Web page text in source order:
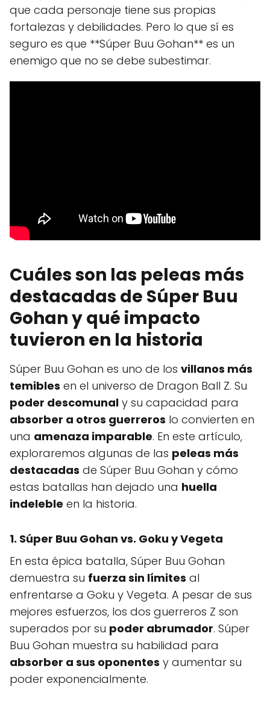
que cada personaje tiene sus propias
fortalezas y debilidades. Pero lo que sí es
seguro es que **Súper Buu Gohan** es un
enemigo que no se debe subestimar.
Cuáles son las peleas más
destacadas de Súper Buu
Gohan y qué impacto
tuvieron en la historia
Súper Buu Gohan es uno de los villanos más
temibles en el universo de Dragon Ball Z. Su
poder descomunal y su capacidad para
absorber a otros guerreros lo convierten en
una amenaza imparable. En este artículo,
exploraremos algunas de las peleas más
destacadas de Súper Buu Gohan y cómo
estas batallas han dejado una huella
indeleble en la historia.
1. Súper Buu Gohan vs. Goku y Vegeta
En esta épica batalla, Súper Buu Gohan
demuestra su fuerza sin límites al
enfrentarse a Goku y Vegeta. A pesar de sus
mejores esfuerzos, los dos guerreros Z son
superados por su poder abrumador. Súper
Buu Gohan muestra su habilidad para
absorber a sus oponentes y aumentar su
poder exponencialmente.